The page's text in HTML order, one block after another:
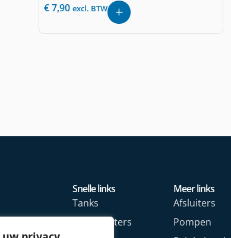
€7,90 excl. BTW
Snelle links
Tanks
Watermeters
Meer links
Afsluiters
Pompen